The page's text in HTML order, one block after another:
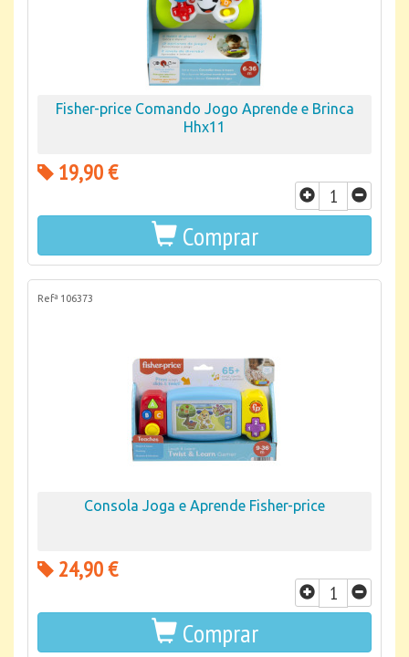
Fisher-price Comando Jogo Aprende e Brinca
Hhx11
19,90 €
Comprar
Refª 106373
Consola Joga e Aprende Fisher-price
24,90 €
Comprar